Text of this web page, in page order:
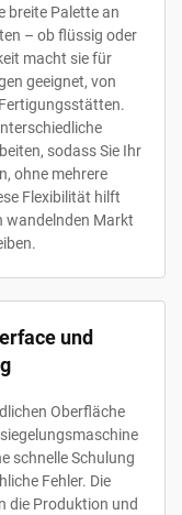
breite Palette an
– ob flüssig oder
macht sie für
geeignet, von
sodass Sie Ihr
ohne mehrere
Flexibilität hilft
wandelnden Markt
und
Oberfläche
schnelle Schulung
Fehler. Die
die Produktion und